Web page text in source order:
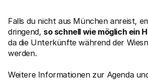
Falls du nicht aus München anreist,
dringend, so schnell wie möglich ein
da die Unterkünfte während der
werden.
Weitere Informationen zur Agenda
Kontaktieren Sie unseren Händler-
Sales-Team kontaktieren
Erfahren Sie, wie wir Ihrem Unternehmen